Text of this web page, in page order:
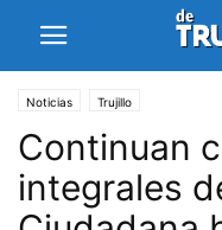
Noticias Trujillo
Continuan
integrales